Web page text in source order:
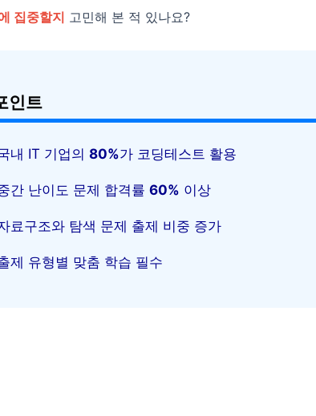
집중할지 고민해 본 적 있나요?
인트
내 IT 기업의 80%가 코딩테스트 활용
간 난이도 문제 합격률 60% 이상
료구조와 탐색 문제 출제 비중 증가
제 유형별 맞춤 학습 필수